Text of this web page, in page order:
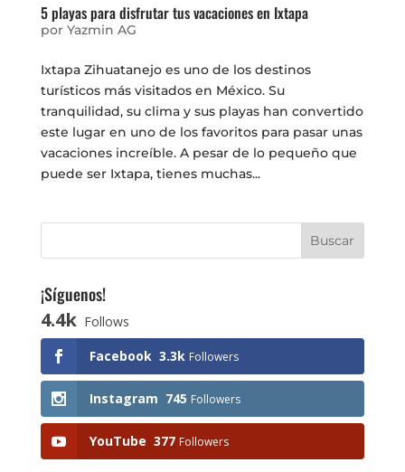
5 playas para disfrutar tus vacaciones en Ixtapa
por Yazmin AG
Ixtapa Zihuatanejo es uno de los destinos
turísticos más visitados en México. Su
tranquilidad, su clima y sus playas han convertido
este lugar en uno de los favoritos para pasar unas
vacaciones increíble. A pesar de lo pequeño que
puede ser Ixtapa, tienes muchas...
¡Síguenos!
4.4k Follows
Facebook 3.3k Followers
Instagram 745 Followers
YouTube 377 Followers